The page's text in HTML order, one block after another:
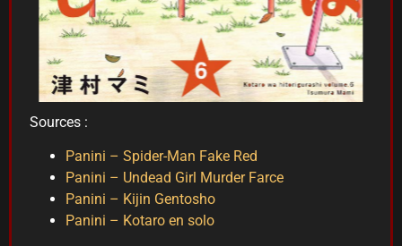
Sources :
Panini – Spider-Man Fake Red
Panini – Undead Girl Murder Farce
Panini – Kijin Gentosho
Panini – Kotaro en solo